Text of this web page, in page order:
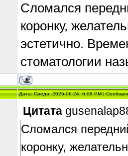
Сломался
коронку,
эстетично.
стоматологии
Дата: Среда, 2026-06-24, 6:08 PM |
Цитата
Сломался
коронку,